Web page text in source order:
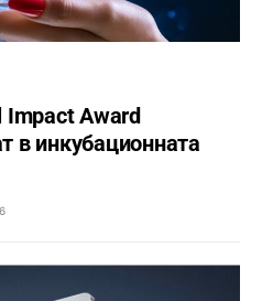
Impact Award
в инкубационната